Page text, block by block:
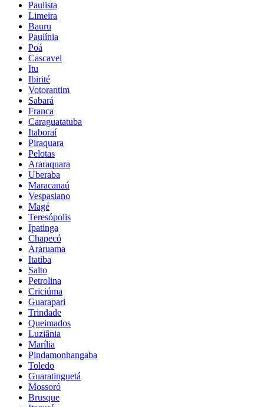
Paulista
Limeira
Bauru
Paulínia
Poá
Cascavel
Itu
Ibirité
Votorantim
Sabará
Franca
Caraguatatuba
Itaboraí
Piraquara
Pelotas
Araraquara
Uberaba
Maracanaú
Vespasiano
Magé
Teresópolis
Ipatinga
Chapecó
Araruama
Itatiba
Salto
Petrolina
Criciúma
Guarapari
Trindade
Queimados
Luziânia
Marília
Pindamonhangaba
Toledo
Guaratinguetá
Mossoró
Brusque